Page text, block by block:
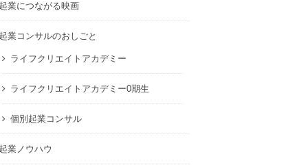
起業につながる映画
起業コンサルのおしごと
ライフクリエイトアカデミー
ライフクリエイトアカデミー0期生
個別起業コンサル
起業ノウハウ